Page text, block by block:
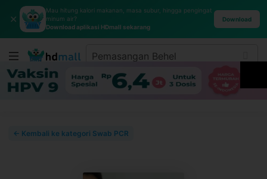
✕
Mau hitung kalori makanan, masa subur, hingga pengingat
minum air?
Download aplikasi HDmall sekarang
Download
← Kembali ke kategori Swab PCR